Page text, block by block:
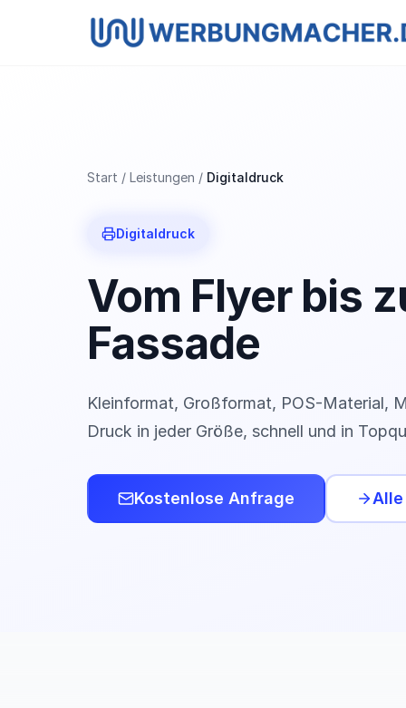
Start Leistungen Digitaldruck
Digitaldruck
Vom Flyer bis
Fassade
Kleinformat, Großformat, POS-Material,
Druck in jeder Größe, schnell und in
Kostenlose Anfrage